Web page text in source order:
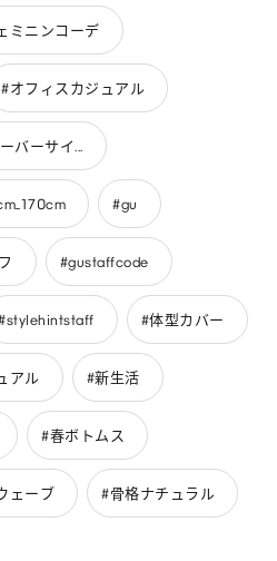
ミニンコーデ
#オフィスカジュアル
バーサイ...
#gu
#gustaffcode
#体型カバー
アル #新生活
#春ボトムス
ェーブ #骨格ナチュラル